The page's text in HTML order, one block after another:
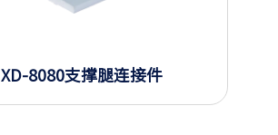
XD-8080支撑腿连接件